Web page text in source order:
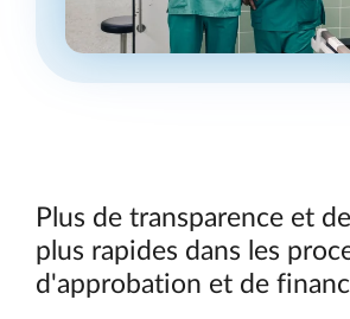
Plus de transparence et
plus rapides dans les
d'approbation et de